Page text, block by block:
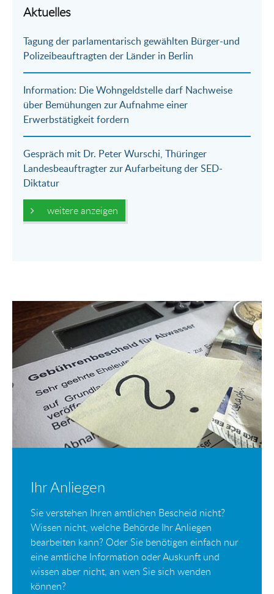
per
Mail
auf
Aktuelles
Tagung der parlamentarisch gewählten Bürger-und
Polizeibeauftragten der Länder in Berlin
Information: Die Wohngeldstelle darf Nachweise
über Bemühungen zur Aufnahme einer
Erwerbstätigkeit fordern
Gespräch mit Dr. Peter Wurschi, Thüringer
Landesbeauftragter zur Aufarbeitung der SED-
Diktatur
weitere anzeigen
Ihr Anliegen
Sie verstehen Ihren amtlichen Bescheid nicht?
Wissen nicht, welche Behörde Ihr Anliegen
bearbeiten kann? Oder Sie benötigen einfach nur
eine amtliche Information oder Auskunft und
wissen aber nicht, an wen Sie sich wenden
können?